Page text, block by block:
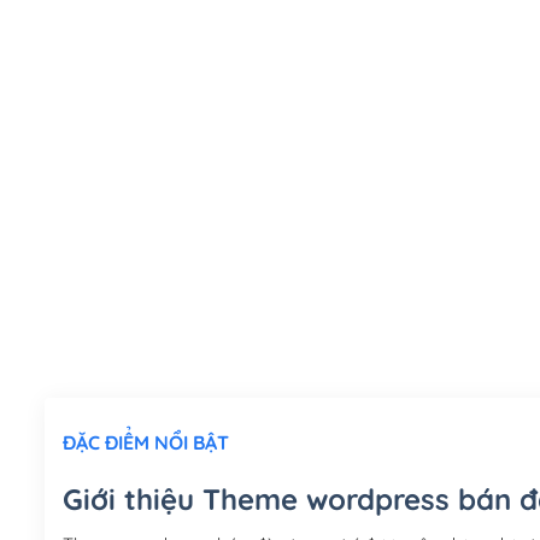
ĐẶC ĐIỂM NỔI BẬT
Giới thiệu Theme wordpress bán